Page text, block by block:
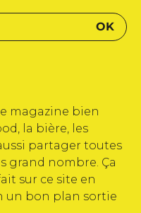
magazine bien
la bière, les
partager toutes
grand nombre. Ça
sur ce site en
un bon plan sortie